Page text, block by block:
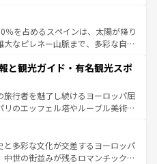
い田園風景やアマルフィ海岸の絶
逃せない。観光の合間には、本場の
のイタリア料理を堪能することも
、忘れられない旅をしてみよう！
報は
％を占めるスペインは、太陽が降り
なピレネー山脈まで、多彩な自然
、情熱的なフラメンコ、熱気あふ
いタパスが生活の一部となってい
洗練された雰囲気や、バルセロナの
、地方では古代ローマ遺跡や中世
や気候が異なるスペインはその個
性で訪れる人を魅了する。 なお、新着のスペイン情報は コ
てほしい。
と観光ガイド・有名観光スポ
旅行者を魅了し続けるヨーロッパ屈
のエッフェル塔やルーブル美術館
ている。華麗な宮殿、歴史的な大
そして豊かな自然が、訪れる者を心
フランスは美食の国としても知ら
と多彩な文化が交差するヨーロッパ
中世の街並みが残るロマンチック街